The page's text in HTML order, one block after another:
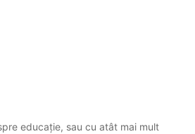
educație, sau cu atât mai mult